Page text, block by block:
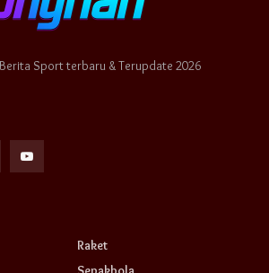
Sport terbaru & Terupdate 2026
Raket